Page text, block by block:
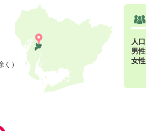
）
人口
男性
女性